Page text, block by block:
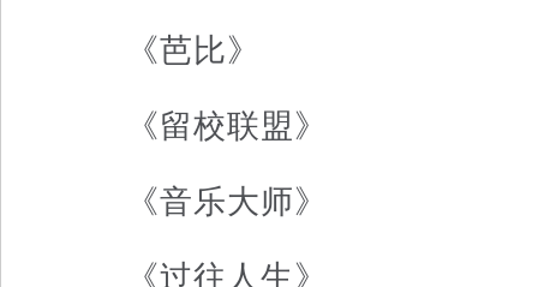
《芭比》
《留校联盟》
《音乐大师》
《过往人生》